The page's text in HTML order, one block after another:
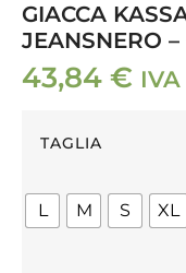
GIACCA
JEANSNERO
43,84 €
TAGLIA
L M S XL